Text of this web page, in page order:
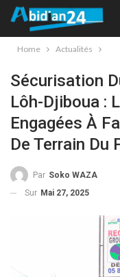
Home Actualités
Sécurisation
Lôh-Djiboua :
Engagées À
De Terrain Du
Par Soko WAZA
Sur Mai 27, 2025